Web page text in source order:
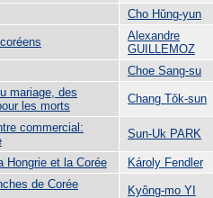
Cho Hŭng-yun
Alexandre
GUILLEMOZ
Choe Sang-su
mariage, des
les morts
Chang Tŏk-sun
commercial:
Sun-Uk PARK
Hongrie et la Corée Károly Fendler
de Corée
Kyông-mo YI